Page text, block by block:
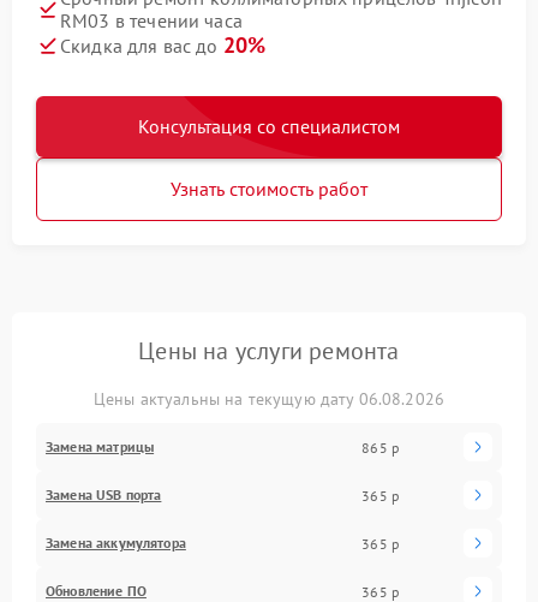
RM03 в течении часа
Скидка для вас до 20%
Консультация со специалистом
Узнать стоимость работ
Цены на услуги ремонта
Цены актуальны на текущую дату 06.08.2026
Замена матрицы 865 р
Замена USB порта 365 р
Замена аккумулятора 365 р
Обновление ПО 365 р